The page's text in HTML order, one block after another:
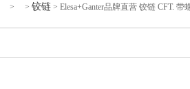
> > 铰链 > Elesa+Ganter品牌直营 铰链 CFT.